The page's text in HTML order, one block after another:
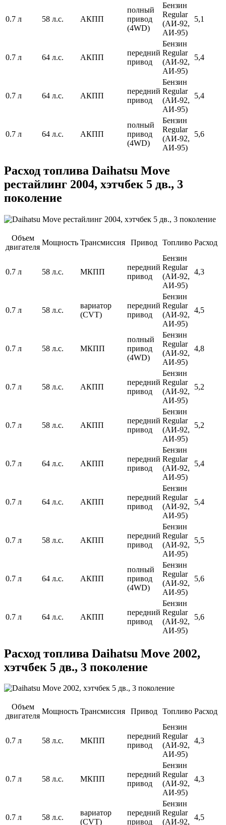
0.7 л 58 л.с. АКПП
полный
привод
(4WD)
Бензин
Regular
(АИ-92,
АИ-95)
5,1
0.7 л 64 л.с. АКПП
передний
привод
Бензин
Regular
(АИ-92,
АИ-95)
5,4
0.7 л 64 л.с. АКПП
передний
привод
Бензин
Regular
(АИ-92,
АИ-95)
5,4
0.7 л 64 л.с. АКПП
полный
привод
(4WD)
Бензин
Regular
(АИ-92,
АИ-95)
5,6
Расход топлива Daihatsu Move
рестайлинг 2004, хэтчбек 5 дв., 3
поколение
Объем
двигателя
Мощность Трансмиссия Привод Топливо Расход
0.7 л 58 л.с. МКПП
передний
привод
Бензин
Regular
(АИ-92,
АИ-95)
4,3
0.7 л 58 л.с.
вариатор
(CVT)
передний
привод
Бензин
Regular
(АИ-92,
АИ-95)
4,5
0.7 л 58 л.с. МКПП
полный
привод
(4WD)
Бензин
Regular
(АИ-92,
АИ-95)
4,8
0.7 л 58 л.с. АКПП
передний
привод
Бензин
Regular
(АИ-92,
АИ-95)
5,2
0.7 л 58 л.с. АКПП
передний
привод
Бензин
Regular
(АИ-92,
АИ-95)
5,2
0.7 л 64 л.с. АКПП
передний
привод
Бензин
Regular
(АИ-92,
АИ-95)
5,4
0.7 л 64 л.с. АКПП
передний
привод
Бензин
Regular
(АИ-92,
АИ-95)
5,4
0.7 л 58 л.с. АКПП
передний
привод
Бензин
Regular
(АИ-92,
АИ-95)
5,5
0.7 л 64 л.с. АКПП
полный
привод
(4WD)
Бензин
Regular
(АИ-92,
АИ-95)
5,6
0.7 л 64 л.с. АКПП
передний
привод
Бензин
Regular
(АИ-92,
АИ-95)
5,6
Расход топлива Daihatsu Move 2002,
хэтчбек 5 дв., 3 поколение
Объем
двигателя
Мощность Трансмиссия Привод Топливо Расход
0.7 л 58 л.с. МКПП
передний
привод
Бензин
Regular
(АИ-92,
АИ-95)
4,3
0.7 л 58 л.с. МКПП
передний
привод
Бензин
Regular
(АИ-92,
АИ-95)
4,3
0.7 л 58 л.с.
вариатор
(CVT)
передний
привод
Бензин
Regular
(АИ-92,
4,5